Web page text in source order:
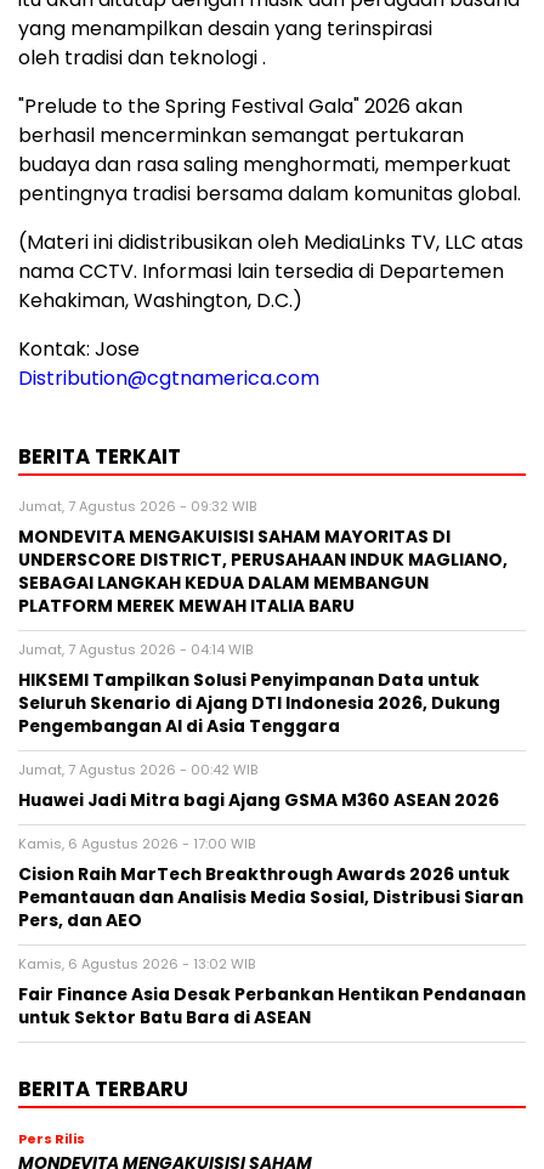
yang menampilkan desain yang terinspirasi
oleh tradisi dan teknologi .
"Prelude to the Spring Festival Gala" 2026 akan
berhasil mencerminkan semangat pertukaran
budaya dan rasa saling menghormati, memperkuat
pentingnya tradisi bersama dalam komunitas global.
(Materi ini didistribusikan oleh MediaLinks TV, LLC atas
nama CCTV. Informasi lain tersedia di Departemen
Kehakiman, Washington, D.C.)
Kontak: Jose
Distribution@cgtnamerica.com
BERITA TERKAIT
Jumat, 7 Agustus 2026 - 09:32 WIB
MONDEVITA MENGAKUISISI SAHAM MAYORITAS DI
UNDERSCORE DISTRICT, PERUSAHAAN INDUK MAGLIANO,
SEBAGAI LANGKAH KEDUA DALAM MEMBANGUN
PLATFORM MEREK MEWAH ITALIA BARU
Jumat, 7 Agustus 2026 - 04:14 WIB
HIKSEMI Tampilkan Solusi Penyimpanan Data untuk
Seluruh Skenario di Ajang DTI Indonesia 2026, Dukung
Pengembangan AI di Asia Tenggara
Jumat, 7 Agustus 2026 - 00:42 WIB
Huawei Jadi Mitra bagi Ajang GSMA M360 ASEAN 2026
Kamis, 6 Agustus 2026 - 17:00 WIB
Cision Raih MarTech Breakthrough Awards 2026 untuk
Pemantauan dan Analisis Media Sosial, Distribusi Siaran
Pers, dan AEO
Kamis, 6 Agustus 2026 - 13:02 WIB
Fair Finance Asia Desak Perbankan Hentikan Pendanaan
untuk Sektor Batu Bara di ASEAN
BERITA TERBARU
Pers Rilis
MONDEVITA MENGAKUISISI SAHAM